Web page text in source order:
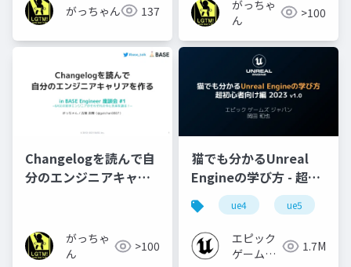
がっちゃん 137
がっちゃ
ん
>100
Changelogを読んで自
分のエンジニアキャリ
がっちゃ
ん
>100
猫でも分かるUnreal
Engineの学び方 - 超初
心者向け編 - 2023 v1.0
ue4 ue5
エピック
ゲームズ
1.7M